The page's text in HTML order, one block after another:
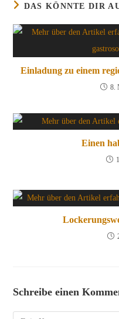
DAS KÖNNTE DIR
Einladung zu einem
8.
Einen
Schreibe einen